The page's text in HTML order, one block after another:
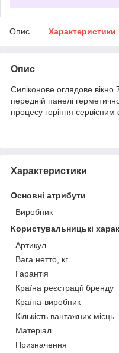
Опис Характеристики
Опис
Силіконове оглядове
передній панелі
процесу горіння сервісним
Характеристики
Основні атрибути
Виробник
Користувальницькі
Артикул
Вага нетто, кг
Гарантія
Країна реєстрації бренду
Країна-виробник
Кількість вантажних місць
Матеріал
Призначення